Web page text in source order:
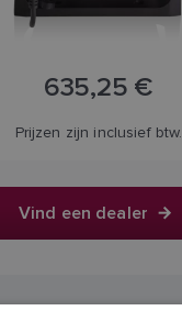
635,25 €
Prijzen zijn inclusief btw.
Vind een dealer